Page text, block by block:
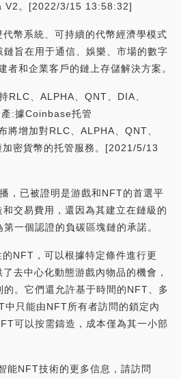
V2。[2022/3/15 13:58:32]
幣系統、可持續的代幣經濟學模式
旨在用于通信、娛樂、市場的數字
者和企業客戶的鏈上存儲解決方案。
RLC、ALPHA、QNT、DIA、
:據Coinbase托管
將增加對RLC、ALPHA、QNT、
密貨幣的托管服務。[2021/5/13
，已被證明是游戲和NFT的首選平
交易費用，還因為其建立在鏈級的
一個認證的負碳區塊鏈的承諾。
NFT，可以根據特定條件進行更
去中心化動態游戲內物品的機會，
。它們還允許基于時間的NFT、多
只能由NFT所有者訪問的鎖定內
可以按需鑄造，成本僅為其一小部
能NFT技術的更多信息，請訪問